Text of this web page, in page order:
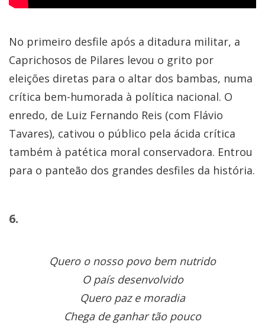
No primeiro desfile após a ditadura militar, a
Caprichosos de Pilares levou o grito por
eleições diretas para o altar dos bambas, numa
crítica bem-humorada à política nacional. O
enredo, de Luiz Fernando Reis (com Flávio
Tavares), cativou o público pela ácida crítica
também à patética moral conservadora. Entrou
para o panteão dos grandes desfiles da história.
6.
Quero o nosso povo bem nutrido
O país desenvolvido
Quero paz e moradia
Chega de ganhar tão pouco